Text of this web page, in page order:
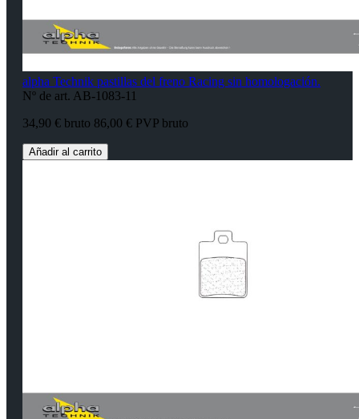
alpha Technik pastillas del freno Racing sin homologación.
Nº de art. AB-1083-11
34,90 € bruto 86,00 € PVP bruto
Añadir al carrito